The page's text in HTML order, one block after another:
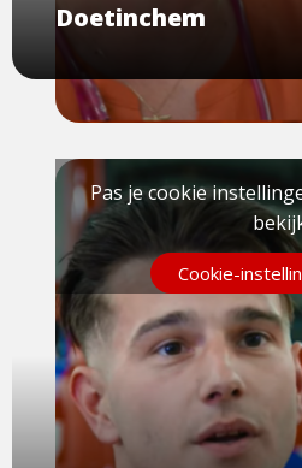
Doetinchem
Pas je cookie
Cookie-